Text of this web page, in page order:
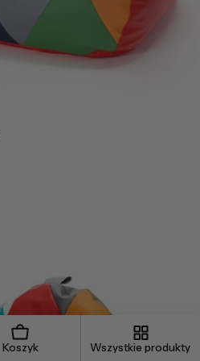
Koszyk Wszystkie produkty